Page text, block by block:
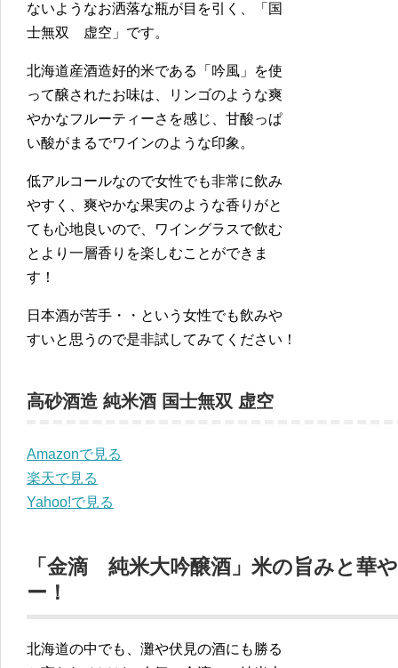
ないようなお洒落な瓶が目を引く、「国
士無双 虚空」です。
北海道産酒造好的米である「吟風」を使
って醸されたお味は、リンゴのような爽
やかなフルーティーさを感じ、甘酸っぱ
い酸がまるでワインのような印象。
低アルコールなので女性でも非常に飲み
やすく、爽やかな果実のような香りがと
ても心地良いので、ワイングラスで飲む
とより一層香りを楽しむことができま
す！
日本酒が苦手・・という女性でも飲みや
すいと思うので是非試してみてください！
高砂酒造 純米酒 国士無双 虚空
Amazonで見る
楽天で見る
Yahoo!で見る
「金滴 純米大吟醸酒」米の旨みと華
ー！
北海道の中でも、灘や伏見の酒にも勝る